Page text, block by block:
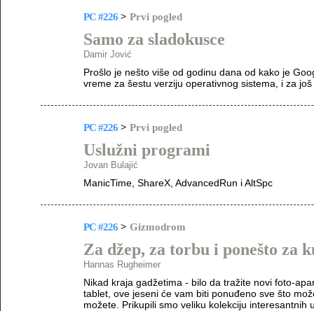
PC #226 > Prvi pogled
Samo za sladokusce
Damir Jović
Prošlo je nešto više od godinu dana od kako je
vreme za šestu verziju operativnog sistema, i za
PC #226 > Prvi pogled
Uslužni programi
Jovan Bulajić
ManicTime, ShareX, AdvancedRun i AltSpc
PC #226 > Gizmodrom
Za džep, za torbu i ponešto za
Hannas Rugheimer
Nikad kraja gadžetima - bilo da tražite novi foto-
tablet, ove jeseni će vam biti ponuđeno sve što
možete. Prikupili smo veliku kolekciju interesantnih